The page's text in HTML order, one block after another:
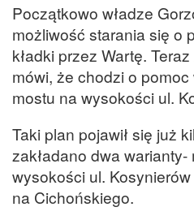
Początkowo władze
możliwość starania się o
kładki przez Wartę.
mówi, że chodzi o
mostu na wysokości ul.
Taki plan pojawił się już
zakładano dwa warianty-
wysokości ul.
na Cichońskiego.